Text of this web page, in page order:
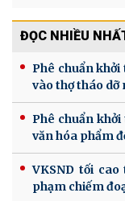
ĐỌC NHIỀU
Phê chuẩn
vào thợ tháo dỡ
Phê chuẩn
văn hóa phẩm
VKSND tối
phạm chiếm